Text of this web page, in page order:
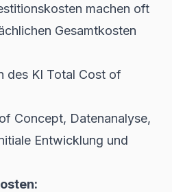
machen oft
Gesamtkosten
des KI Total Cost of
Concept, Datenanalyse,
Entwicklung und